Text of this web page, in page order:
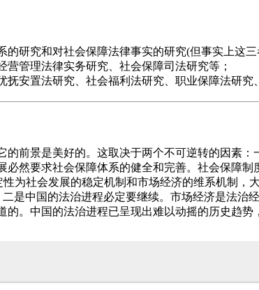
研究和对社会保障法律事实的研究(但事实上这三
管理法律实务研究、社会保障司法研究等；
安置法研究、社会福利法研究、职业保障法研究
前景是美好的。这取决于两个不可逆转的因素
然要求社会保障体系的健全和完善。社会保障
为社会发展的稳定机制和市场经济的维系机制，
是中国的法治进程必定要继续。市场经济是法治
。中国的法治进程已呈现出难以动摇的历史趋